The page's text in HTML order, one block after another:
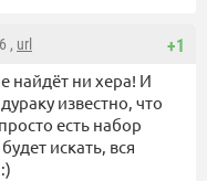
+1
, url
найдёт ни хера! И
известно, что
есть набор
искать, вся